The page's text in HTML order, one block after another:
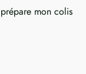
mon colis